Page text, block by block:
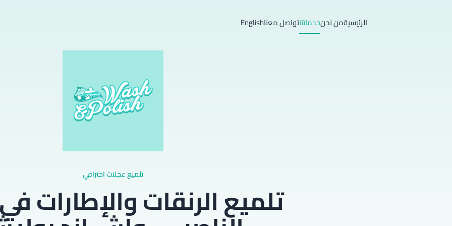
الرئيسيةمن نحنخدماتناتواصل معناEnglish
تلميع عجلات احترافي
تلميع الرنقات والإطارات